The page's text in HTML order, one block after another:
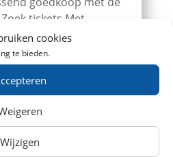
cookies
te bieden.
Wijzigen
tickets Met...